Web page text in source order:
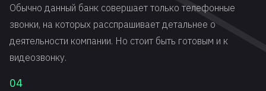
Обычно данный банк совершает только телефонные
звонки, на которых расспрашивает детальнее о
деятельности компании. Но стоит быть готовым и к
видеозвонку.
04